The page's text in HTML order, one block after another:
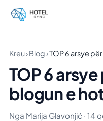
Kreu›Blog›TOP 6 arsye
TOP 6
blogun e
Nga Marija Glavonjić · 14